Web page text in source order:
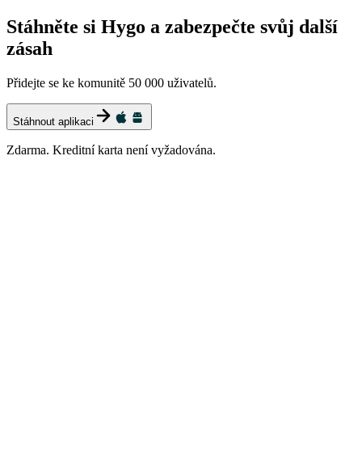
Stáhněte si Hygo a zabezpečte svůj další
zásah
Přidejte se ke komunitě 50 000 uživatelů.
Stáhnout aplikaci
Zdarma. Kreditní karta není vyžadována.